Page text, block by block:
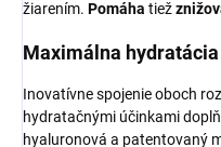
žiarením. Pomáha tiež
Maximálna
Inovatívne spojenie oboch
hydratačnými účinkami
hyaluronová a patentovaný